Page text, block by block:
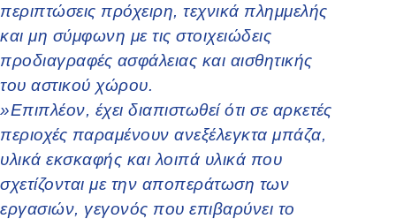
περιπτώσεις πρόχειρη, τεχνικά πλημμελής
και μη σύμφωνη με τις στοιχειώδεις
προδιαγραφές ασφάλειας και αισθητικής
του αστικού χώρου.
»Επιπλέον, έχει διαπιστωθεί ότι σε αρκετές
περιοχές παραμένουν ανεξέλεγκτα μπάζα,
υλικά εκσκαφής και λοιπά υλικά που
σχετίζονται με την αποπεράτωση των
εργασιών, γεγονός που επιβαρύνει το